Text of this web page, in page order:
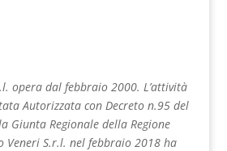
opera dal febbraio 2000. L’attività
Autorizzata con Decreto n.95 del
Giunta Regionale della Regione
Veneri S.r.l. nel febbraio 2018 ha